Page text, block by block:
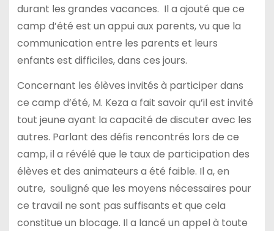
durant les grandes vacances. Il a ajouté que ce
camp d’été est un appui aux parents, vu que la
communication entre les parents et leurs
enfants est difficiles, dans ces jours.
Concernant les élèves invités à participer dans
ce camp d’été, M. Keza a fait savoir qu’il est invité
tout jeune ayant la capacité de discuter avec les
autres. Parlant des défis rencontrés lors de ce
camp, il a révélé que le taux de participation des
élèves et des animateurs a été faible. Il a, en
outre, souligné que les moyens nécessaires pour
ce travail ne sont pas suffisants et que cela
constitue un blocage. Il a lancé un appel à toute